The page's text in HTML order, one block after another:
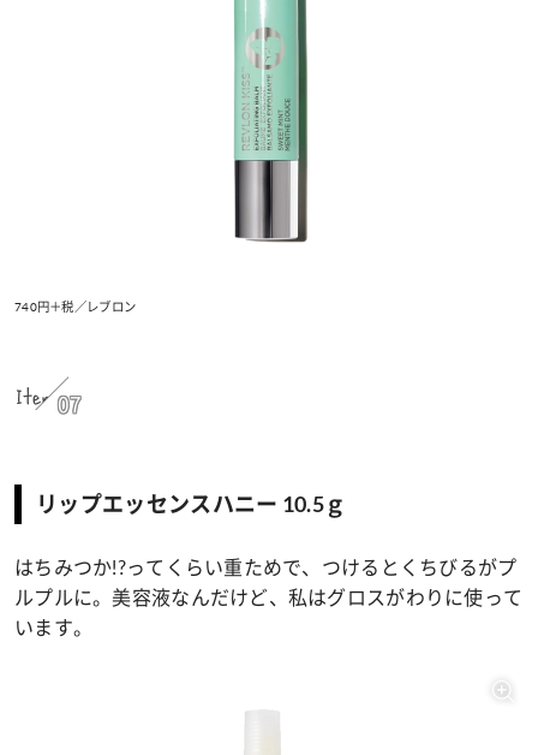
740円＋税／レブロン
Item 07
リップエッセンスハニー 10.5ｇ
はちみつか!?ってくらい重ためで、つけるとくちびるがプ
ルプルに。美容液なんだけど、私はグロスがわりに使って
います。